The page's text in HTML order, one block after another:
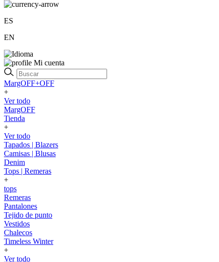
ES
EN
Mi cuenta
MargOFF+OFF
+
Ver todo
MargOFF
Tienda
+
Ver todo
Tapados | Blazers
Camisas | Blusas
Denim
Tops | Remeras
+
tops
Remeras
Pantalones
Tejido de punto
Vestidos
Chalecos
Timeless Winter
+
Ver todo